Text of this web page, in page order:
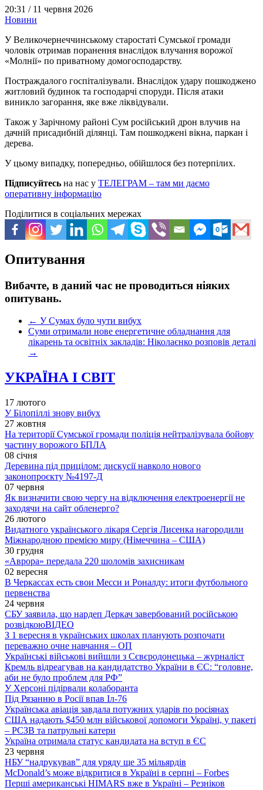
20:31 / 11 червня 2026
Новини
У Великочернеччинському старостаті Сумської громади
чоловік отримав поранення внаслідок влучання ворожої
«Молнії» по приватному домогосподарству.
Постраждалого госпіталізували. Внаслідок удару пошкоджено
житловий будинок та господарчі споруди. Після атаки
виникло загорання, яке вже ліквідували.
Також у Зарічному районі Сум російський дрон влучив на
дачній присадибній ділянці. Там пошкоджені вікна, паркан і
дерева.
У цьому випадку, попередньо, обійшлося без потерпілих.
Підписуйтесь на нас у ТЕЛЕГРАМ – там ми даємо
оперативну інформацію
Поділитися в соціальних мережах
Опитування
Вибачте, в даний час не проводиться ніяких
опитувань.
← У Сумах було чути вибух
Суми отримали нове енергетичне обладнання для
лікарень та освітніх закладів: Ніколаєнко розповів деталі
→
УКРАЇНА І СВІТ
17 лютого
У Білопіллі знову вибух
27 жовтня
На території Сумської громади поліція нейтралізувала бойову
частину ворожого БПЛА
08 січня
Деревина під прицілом: дискусії навколо нового
законопроєкту №4197-Д
07 червня
Як визначити свою чергу на відключення електроенергії не
заходячи на сайт обленерго?
26 лютого
Видатного українського лікаря Сергія Лисенка нагородили
Міжнародною премією миру (Німеччина – США)
30 грудня
«Аврора» передала 220 шоломів захисникам
02 вересня
В Черкассах есть свои Месси и Роналду: итоги футбольного
первенства
24 червня
СБУ заявила, що нардеп Деркач завербований російською
розвідкоюВІДЕО
З 1 вересня в українських школах планують розпочати
переважно очне навчання – ОП
Українські військові вийшли з Сєвєродонецька – журналіст
Кремль відреагував на кандидатство України в ЄС: “головне,
аби не було проблем для РФ”
У Херсоні підірвали колаборанта
Під Рязанню в Росії впав Іл-76
Українська авіація завдала потужних ударів по росіянах
США надають $450 млн військової допомоги Україні, у пакеті
– РСЗВ та патрульні катери
Україна отримала статус кандидата на вступ в ЄС
23 червня
НБУ “надрукував” для уряду ще 35 мільярдів
McDonald’s може відкритися в Україні в серпні – Forbes
Перші американські HIMARS вже в Україні – Резніков